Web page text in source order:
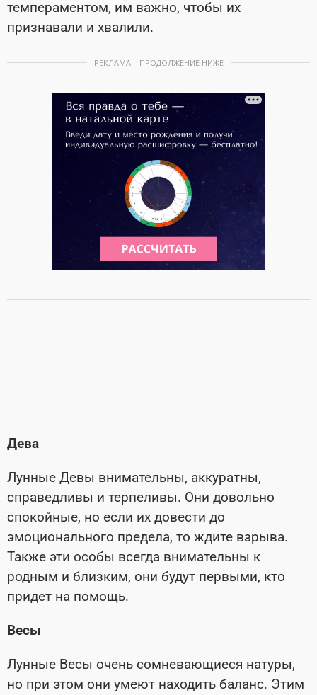
темпераментом, им важно, чтобы их
признавали и хвалили.
РЕКЛАМА – ПРОДОЛЖЕНИЕ НИЖЕ
Дева
Лунные Девы внимательны, аккуратны,
справедливы и терпеливы. Они довольно
спокойные, но если их довести до
эмоционального предела, то ждите взрыва.
Также эти особы всегда внимательны к
родным и близким, они будут первыми, кто
придет на помощь.
Весы
Лунные Весы очень сомневающиеся натуры,
но при этом они умеют находить баланс. Этим